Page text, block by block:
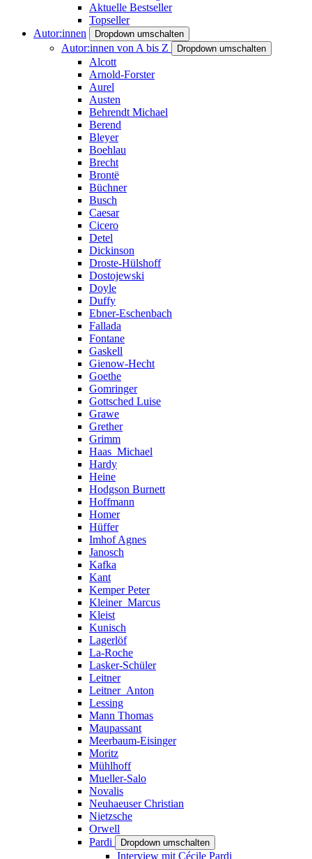
Aktuelle Bestseller
Topseller
Autor:innen
Dropdown umschalten
Autor:innen von A bis Z Dropdown umschalten
Alcott
Arnold-Forster
Aurel
Austen
Behrendt Michael
Berend
Bleyer
Boehlau
Brecht
Brontë
Büchner
Busch
Caesar
Cicero
Detel
Dickinson
Droste-Hülshoff
Dostojewski
Doyle
Duffy
Ebner-Eschenbach
Fallada
Fontane
Gaskell
Gienow-Hecht
Goethe
Gomringer
Gottsched Luise
Grawe
Grether
Grimm
Haas_Michael
Hardy
Heine
Hodgson Burnett
Hoffmann
Homer
Hüffer
Imhof Agnes
Janosch
Kafka
Kant
Kemper Peter
Kleiner_Marcus
Kleist
Kunisch
Lagerlöf
La-Roche
Lasker-Schüler
Leitner
Leitner_Anton
Lessing
Mann Thomas
Maupassant
Meerbaum-Eisinger
Moritz
Mühlhoff
Mueller-Salo
Novalis
Neuhaeuser Christian
Nietzsche
Orwell
Pardi
Dropdown umschalten
Interview mit Cécile Pardi